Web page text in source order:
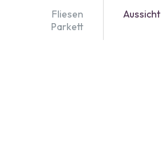
Fliesen
Parkett
Aussicht